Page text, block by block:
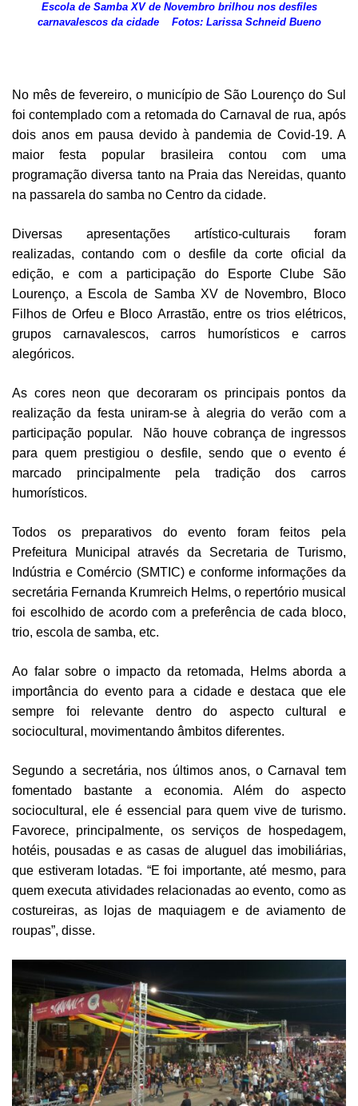
Escola de Samba XV de Novembro brilhou nos desfiles
carnavalescos da cidade
Fotos: Larissa Schneid Bueno
No mês de fevereiro, o município de São Lourenço do Sul
foi contemplado com a retomada do Carnaval de rua, após
dois anos em pausa devido à pandemia de Covid-19. A
maior festa popular brasileira contou com uma
programação diversa tanto na Praia das Nereidas, quanto
na passarela do samba no Centro da cidade.
Diversas apresentações artístico-culturais foram
realizadas, contando com o desfile da corte oficial da
edição, e com a participação do Esporte Clube São
Lourenço, a Escola de Samba XV de Novembro, Bloco
Filhos de Orfeu e Bloco Arrastão, entre os trios elétricos,
grupos carnavalescos, carros humorísticos e carros
alegóricos.
As cores neon que decoraram os principais pontos da
realização da festa uniram-se à alegria do verão com a
participação popular. Não houve cobrança de ingressos
para quem prestigiou o desfile, sendo que o evento é
marcado principalmente pela tradição dos carros
humorísticos.
Todos os preparativos do evento foram feitos pela
Prefeitura Municipal através da Secretaria de Turismo,
Indústria e Comércio (SMTIC) e conforme informações da
secretária Fernanda Krumreich Helms, o repertório musical
foi escolhido de acordo com a preferência de cada bloco,
trio, escola de samba, etc.
Ao falar sobre o impacto da retomada, Helms aborda a
importância do evento para a cidade e destaca que ele
sempre foi relevante dentro do aspecto cultural e
sociocultural, movimentando âmbitos diferentes.
Segundo a secretária, nos últimos anos, o Carnaval tem
fomentado bastante a economia. Além do aspecto
sociocultural, ele é essencial para quem vive de turismo.
Favorece, principalmente, os serviços de hospedagem,
hotéis, pousadas e as casas de aluguel das imobiliárias,
que estiveram lotadas. “E foi importante, até mesmo, para
quem executa atividades relacionadas ao evento, como as
costureiras, as lojas de maquiagem e de aviamento de
roupas”, disse.